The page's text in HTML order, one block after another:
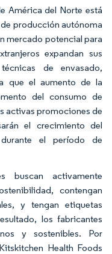
América del Norte está
producción autónoma
mercado potencial para
expandan sus
de envasado,
que el aumento de la
del consumo de
activas promociones de
el crecimiento del
el período de
buscan activamente
contengan
y tengan etiquetas
los fabricantes
y sostenibles. Por
Health Foods